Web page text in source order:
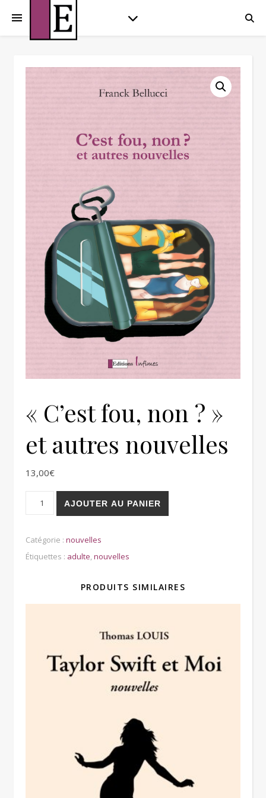
« C’est fou, non ? »
et autres nouvelles
13,00€
AJOUTER AU PANIER
Catégorie : nouvelles
Étiquettes : adulte nouvelles
PRODUITS SIMILAIRES